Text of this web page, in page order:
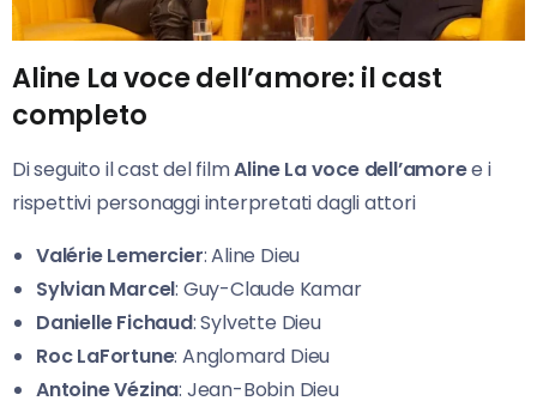
Aline La voce dell’amore: il cast
completo
Di seguito il cast del filmAline La voce dell’amoree i
rispettivi personaggi interpretati dagli attori
Valérie Lemercier: Aline Dieu
Sylvian Marcel: Guy-Claude Kamar
Danielle Fichaud: Sylvette Dieu
Roc LaFortune: Anglomard Dieu
Antoine Vézina: Jean-Bobin Dieu